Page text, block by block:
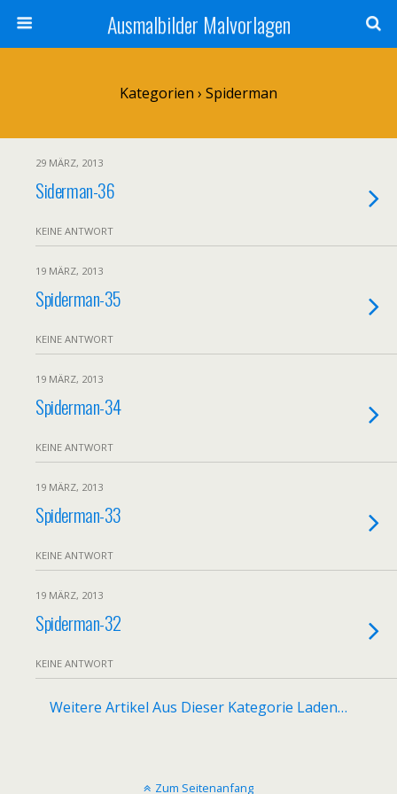
Ausmalbilder Malvorlagen
Kategorien › Spiderman
29 MÄRZ, 2013
Siderman-36
KEINE ANTWORT
19 MÄRZ, 2013
Spiderman-35
KEINE ANTWORT
19 MÄRZ, 2013
Spiderman-34
KEINE ANTWORT
19 MÄRZ, 2013
Spiderman-33
KEINE ANTWORT
19 MÄRZ, 2013
Spiderman-32
KEINE ANTWORT
Weitere Artikel Aus Dieser Kategorie Laden…
Zum Seitenanfang